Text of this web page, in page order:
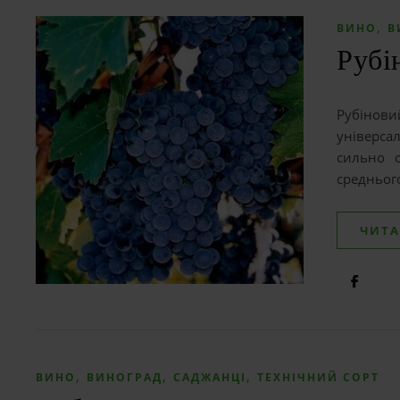
ВИНО ,
сильно
ВИНО , ВИНОГРАД, САДЖАНЦІ , ТЕХНІЧНИЙ СОРТ